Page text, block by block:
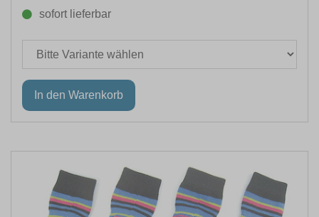
sofort lieferbar